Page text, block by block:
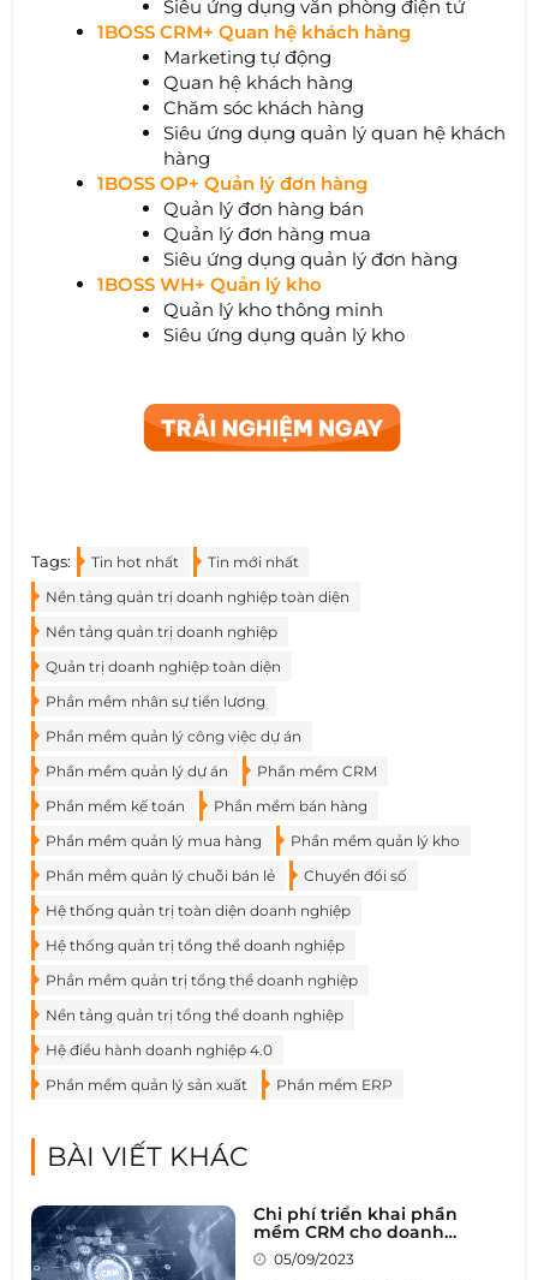
Siêu ứng dụng văn phòng điện tử
1BOSS CRM+ Quan hệ khách hàng
Marketing tự động
Quan hệ khách hàng
Chăm sóc khách hàng
Siêu ứng dụng quản lý quan hệ khách
hàng
1BOSS OP+ Quản lý đơn hàng
Quản lý đơn hàng bán
Quản lý đơn hàng mua
Siêu ứng dụng quản lý đơn hàng
1BOSS WH+ Quản lý kho
Quản lý kho thông minh
Siêu ứng dụng quản lý kho
Tags: Tin hot nhất
Tin mới nhất
Nền tảng quản trị doanh nghiệp toàn diện
Nền tảng quản trị doanh nghiệp
Quản trị doanh nghiệp toàn diện
Phần mềm nhân sự tiền lương
Phần mềm quản lý công việc dự án
Phần mềm quản lý dự án
Phần mềm CRM
Phần mềm kế toán
Phần mềm bán hàng
Phần mềm quản lý mua hàng
Phần mềm quản lý kho
Phần mềm quản lý chuỗi bán lẻ
Chuyển đổi số
Hệ thống quản trị toàn diện doanh nghiệp
Hệ thống quản trị tổng thể doanh nghiệp
Phần mềm quản trị tổng thể doanh nghiệp
Nền tảng quản trị tổng thể doanh nghiệp
Hệ điều hành doanh nghiệp 4.0
Phần mềm quản lý sản xuất
Phần mềm ERP
BÀI VIẾT KHÁC
Chi phí triển khai phần
mềm CRM cho doanh
nghiệp SME là bao nhiêu?
Giá phần mềm CRM
05/09/2023